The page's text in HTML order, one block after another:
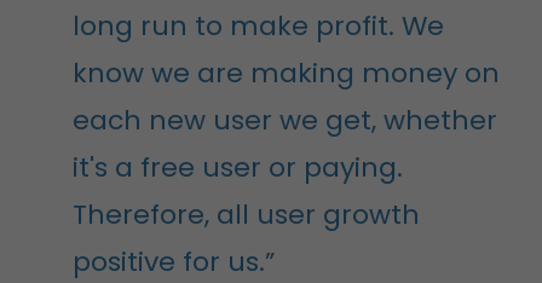
long run to make profit. We
know we are making money on
each new user we get, whether
it's a free user or paying.
Therefore, all user growth
positive for us.”